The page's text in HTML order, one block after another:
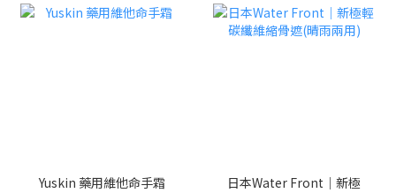
Yuskin 藥用維他命手霜
日本Water Front｜新極